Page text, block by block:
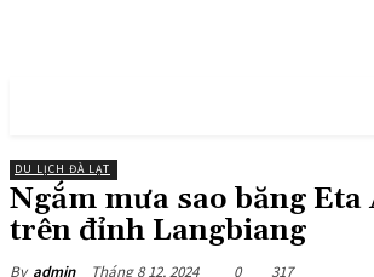
DU LỊCH ĐÀ LẠT
Ngắm mưa sao băng
trên đỉnh Langbiang
By admin Tháng 8 12, 2024 0 317